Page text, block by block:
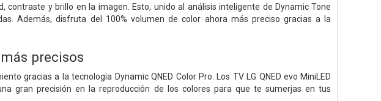
contraste y brillo en la imagen. Esto, unido al análisis inteligente de Dynamic Tone
Además, disfruta del 100% volumen de color ahora más preciso gracias a la
precisos
gracias a la tecnología Dynamic QNED Color Pro. Los TV LG QNED evo MiniLED
gran precisión en la reproducción de los colores para que te sumerjas en tus